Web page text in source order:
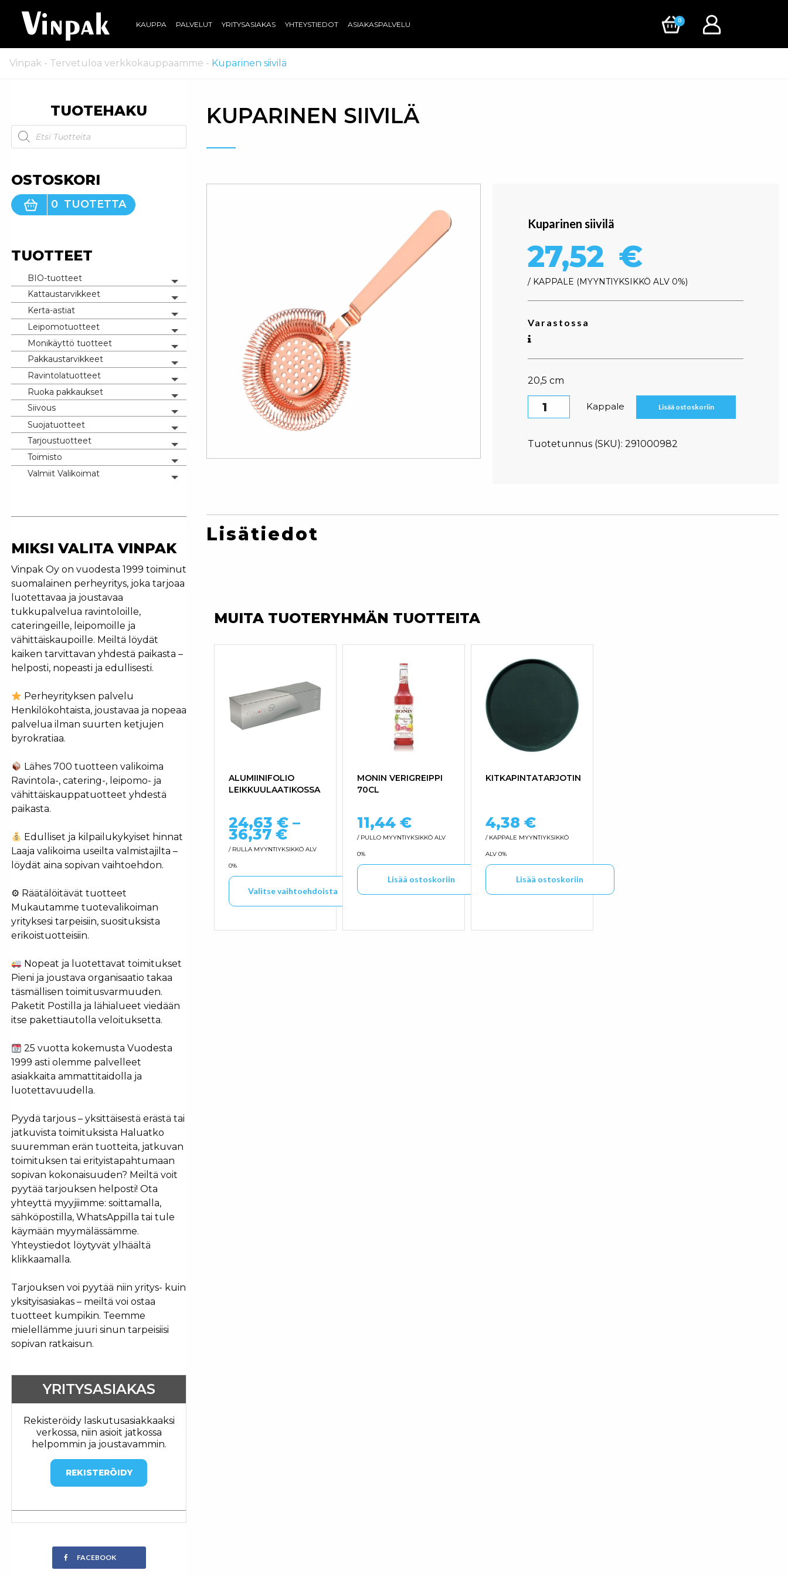
KAUPPA PALVELUT YRITYSASIAKAS YHTEYSTIEDOT ASIAKASPALVELU
0
Vinpak - Tervetuloa verkkokauppaamme - Kuparinen siivilä
TUOTEHAKU
Products search
OSTOSKORI
0 TUOTETTA
TUOTTEET
BIO-tuotteet
Toggle menu
Kattaustarvikkeet
Toggle menu
Kerta-astiat
Toggle menu
Leipomotuotteet
Toggle menu
Monikäyttö tuotteet
Toggle menu
Pakkaustarvikkeet
Toggle menu
Ravintolatuotteet
Toggle menu
Ruoka pakkaukset
Toggle menu
Siivous
Toggle menu
Suojatuotteet
Toggle menu
Tarjoustuotteet
Toggle menu
Toimisto
Toggle menu
Valmiit Valikoimat
Toggle menu
MIKSI VALITA VINPAK
Vinpak Oy on vuodesta 1999 toiminut
suomalainen perheyritys, joka tarjoaa
luotettavaa ja joustavaa
tukkupalvelua ravintoloille,
cateringeille, leipomoille ja
vähittäiskaupoille. Meiltä löydät
kaiken tarvittavan yhdestä paikasta –
helposti, nopeasti ja edullisesti.
Perheyrityksen palvelu
Henkilökohtaista, joustavaa ja nopeaa
palvelua ilman suurten ketjujen
byrokratiaa.
Lähes 700 tuotteen valikoima
Ravintola-, catering-, leipomo- ja
vähittäiskauppatuotteet yhdestä
paikasta.
Edulliset ja kilpailukykyiset hinnat
Laaja valikoima useilta valmistajilta –
löydät aina sopivan vaihtoehdon.
⚙ Räätälöitävät tuotteet
Mukautamme tuotevalikoiman
yrityksesi tarpeisiin, suosituksista
erikoistuotteisiin.
Nopeat ja luotettavat toimitukset
Pieni ja joustava organisaatio takaa
täsmällisen toimitusvarmuuden.
Paketit Postilla ja lähialueet viedään
itse pakettiautolla veloituksetta.
25 vuotta kokemusta Vuodesta
1999 asti olemme palvelleet
asiakkaita ammattitaidolla ja
luotettavuudella.
Pyydä tarjous – yksittäisestä erästä tai
jatkuvista toimituksista Haluatko
suuremman erän tuotteita, jatkuvan
toimituksen tai erityistapahtumaan
sopivan kokonaisuuden? Meiltä voit
pyytää tarjouksen helposti! Ota
yhteyttä myyjiimme: soittamalla,
sähköpostilla, WhatsAppilla tai tule
käymään myymälässämme.
Yhteystiedot löytyvät ylhäältä
klikkaamalla.
Tarjouksen voi pyytää niin yritys- kuin
yksityisasiakas – meiltä voi ostaa
tuotteet kumpikin. Teemme
mielellämme juuri sinun tarpeisiisi
sopivan ratkaisun.
YRITYSASIAKAS
Rekisteröidy laskutusasiakkaaksi
verkossa, niin asioit jatkossa
helpommin ja joustavammin.
REKISTERÖIDY
FACEBOOK
KUPARINEN SIIVILÄ
Kuparinen siivilä
27,52 €
/ KAPPALE MYYNTIYKSIKKÖ ALV 0%
Varastossa
20,5 cm
Kuparinen siivilä määrä
Kappale Lisää ostoskoriin
Tuotetunnus (SKU): 291000982
Lisätiedot
MUITA TUOTERYHMÄN TUOTTEITA
ALUMIINIFOLIO
LEIKKUULAATIKOSSA
24,63 € –
36,37 €Hintaluokka: 24,63 € - 36,37 €
/ RULLA MYYNTIYKSIKKÖ ALV
0%
Valitse vaihtoehdoista
MONIN VERIGREIPPI
70CL
11,44 €
/ PULLO MYYNTIYKSIKKÖ ALV
0%
Lisää ostoskoriin
KITKAPINTATARJOTIN
4,38 €
/ KAPPALE MYYNTIYKSIKKÖ
ALV 0%
Lisää ostoskoriin